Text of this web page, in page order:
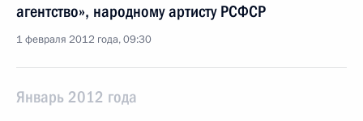
агентство», народному артисту РСФСР
1 февраля 2012 года, 09:30
Январь 2012 года